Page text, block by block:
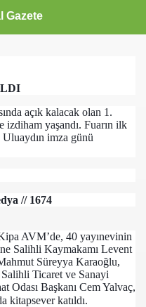
Gazete
açık kalacak olan 1.
izdiham yaşandı. Fuarın ilk
imza günü
// 1674
AVM’de, 40 yayınevinin
Salihli Kaymakamı Levent
Süreyya Karaoğlu,
Ticaret ve Sanayi
Odası Başkanı Cem Yalvaç,
kitapsever katıldı.